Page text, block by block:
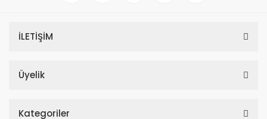
İLETİŞİM
Üyelik
Kategoriler